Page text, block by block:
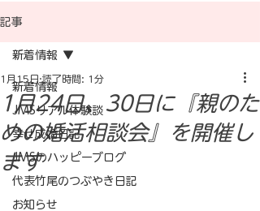
記事
新着情報
JMSリアル体験談
幸せ成婚日記
JMSのハッピーブログ
代表竹尾のつぶやき日記
お知らせ
新着情報
1月24日、30日に『親のた
めの婚活相談会』を開催し
ます
1月15日 読了時間: 1分